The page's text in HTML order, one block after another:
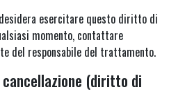
esercitare questo diritto di
momento, contattare
del responsabile del trattamento.
(diritto di